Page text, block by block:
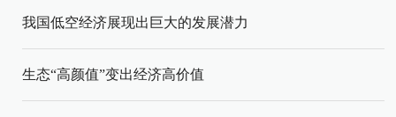
我国低空经济展现出巨大的发展潜力
生态“高颜值”变出经济高价值